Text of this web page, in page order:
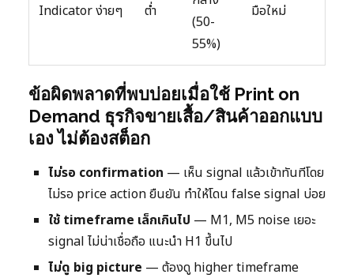
Indicator ง่ายๆ ต่ำ
(50-
55%)
มือใหม่
ข้อผิดพลาดที่พบบ่อยเมื่อใช้ Print on
Demand ธุรกิจขายเสื้อ/สินค้าออกแบบ
เอง ไม่ต้องสต็อก
ไม่รอ confirmation — เห็น signal แล้วเข้าทันทีโดย
ไม่รอ price action ยืนยัน ทำให้โดน false signal บ่อย
ใช้ timeframe เล็กเกินไป — M1, M5 noise เยอะ
signal ไม่น่าเชื่อถือ แนะนำ H1 ขึ้นไป
ไม่ดู big picture — ต้องดู higher timeframe